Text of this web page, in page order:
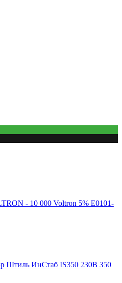
- 10 000 Voltron 5% Е0101-